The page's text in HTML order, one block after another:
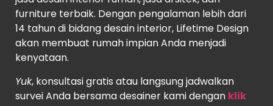
furniture terbaik. Dengan pengalaman lebih dari
14 tahun di bidang desain interior, Lifetime Design
akan membuat rumah impian Anda menjadi
kenyataan.
Yuk, konsultasi gratis atau langsung jadwalkan
survei Anda bersama desainer kami dengan klik